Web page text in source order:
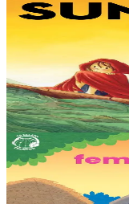
TES
Sunakay
Deuet eo ar mor da
ennañ ken. Div c’hoar
evel ma c’hallont, e-
Er stok25,00 €
3 bloaz hag ouzhpenn
TES
Tri femoc'h bihan